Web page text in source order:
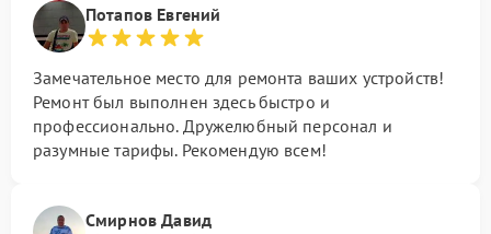
Потапов Евгений
Замечательное место для ремонта ваших устройств!
Ремонт был выполнен здесь быстро и
профессионально. Дружелюбный персонал и
разумные тарифы. Рекомендую всем!
Смирнов Давид